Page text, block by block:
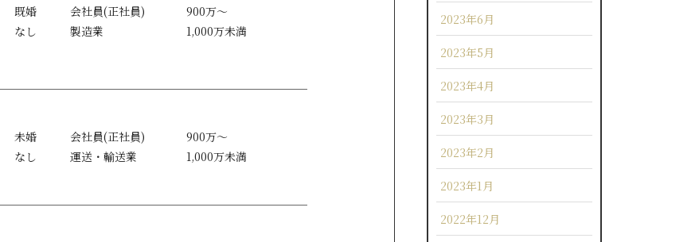
既婚
なし
会社員(正社員)
製造業
900万～
1,000万未満
未婚
なし
会社員(正社員)
運送・輸送業
900万～
1,000万未満
2023年6月
2023年5月
2023年4月
2023年3月
2023年2月
2023年1月
2022年12月